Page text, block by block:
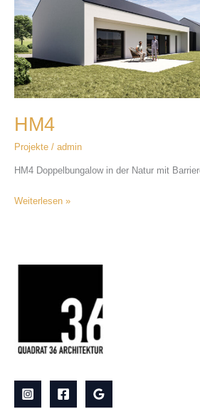
HM4
Projekte/ admin
HM4 Doppelbungalow in der Natur mit
Weiterlesen »